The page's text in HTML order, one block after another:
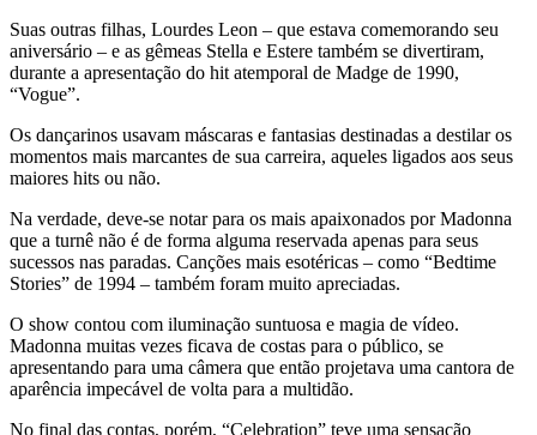
Suas outras filhas, Lourdes Leon – que estava comemorando seu
aniversário – e as gêmeas Stella e Estere também se divertiram,
durante a apresentação do hit atemporal de Madge de 1990,
“Vogue”.
Os dançarinos usavam máscaras e fantasias destinadas a destilar os
momentos mais marcantes de sua carreira, aqueles ligados aos seus
maiores hits ou não.
Na verdade, deve-se notar para os mais apaixonados por Madonna
que a turnê não é de forma alguma reservada apenas para seus
sucessos nas paradas. Canções mais esotéricas – como “Bedtime
Stories” de 1994 – também foram muito apreciadas.
O show contou com iluminação suntuosa e magia de vídeo.
Madonna muitas vezes ficava de costas para o público, se
apresentando para uma câmera que então projetava uma cantora de
aparência impecável de volta para a multidão.
No final das contas, porém, “Celebration” teve uma sensação